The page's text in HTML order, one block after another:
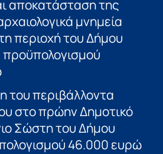
αποκατάσταση της
μνημεία
περιοχή του Δήμου
του περιβάλλοντα
στο πρώην Δημοτικό
Σώστη του Δήμου
46.000 ευρώ